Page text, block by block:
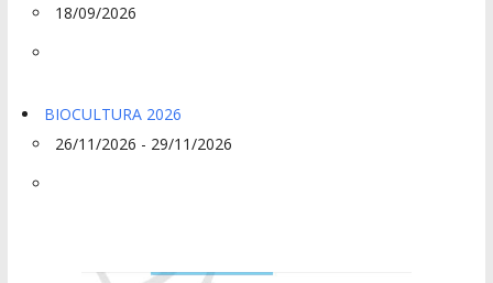
18/09/2026
BIOCULTURA 2026
26/11/2026 - 29/11/2026